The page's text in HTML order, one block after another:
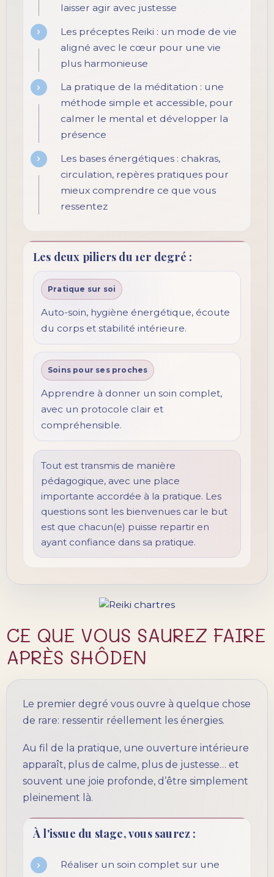
laisser agir avec justesse
Les préceptes Reiki : un mode de vie
aligné avec le cœur pour une vie
plus harmonieuse
La pratique de la méditation : une
méthode simple et accessible, pour
calmer le mental et développer la
présence
Les bases énergétiques : chakras,
circulation, repères pratiques pour
mieux comprendre ce que vous
ressentez
Les deux piliers du 1er degré :
Pratique sur soi
Auto-soin, hygiène énergétique, écoute
du corps et stabilité intérieure.
Soins pour ses proches
Apprendre à donner un soin complet,
avec un protocole clair et
compréhensible.
Tout est transmis de manière
pédagogique, avec une place
importante accordée à la pratique. Les
questions sont les bienvenues car le but
est que chacun(e) puisse repartir en
ayant confiance dans sa pratique.
CE QUE VOUS SAUREZ FAIRE
APRÈS SHÔDEN
Le premier degré vous ouvre à quelque chose
de rare: ressentir réellement les énergies.
Au fil de la pratique, une ouverture intérieure
apparaît, plus de calme, plus de justesse… et
souvent une joie profonde, d’être simplement
pleinement là.
À l'issue du stage, vous saurez :
Réaliser un soin complet sur une